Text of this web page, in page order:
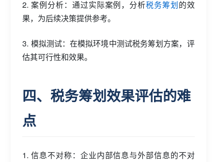
2. 案例分析：通过实际案例，分析税务筹划的效
果，为后续决策提供参考。
3. 模拟测试：在模拟环境中测试税务筹划方案，评
估其可行性和效果。
四、税务筹划效果评估的难
点
1. 信息不对称：企业内部信息与外部信息的不对